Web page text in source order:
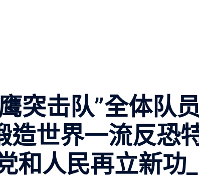
突击队”全体队
造世界一流反恐
和人民再立新功_